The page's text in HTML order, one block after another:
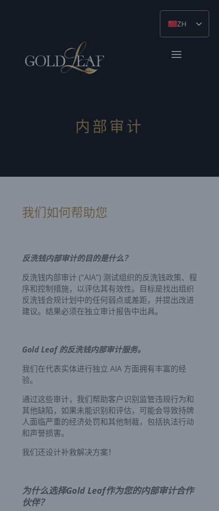
ZH
EN_GB
ES
内部审计
我们如何帮助您
反洗钱内部审计的目的是什么？
反洗钱内部审计 (“AIA”) 测试组织的反洗钱政策、程
序和控制措施，以评估其有效性。目标是找出组织
反洗钱合规计划中的任何弱点或差距，并提出改进
建议。结果必须在独立审计报告中出具。
Gold Leaf 的反洗钱内部审计服务。
我们在代表实体进行独立 AIA 方面拥有丰富的经
验。
通过这些审计，我们帮助客户识别监管违规行为和
其他缺陷，如果未能识别和评估，可能会导致持牌
人面临严重的经济处罚和其他制裁，包括执法行动
和声誉损害。
我们还设计补救解决方案！
为什么选择Gold Leaf作为您的内部审计合作
伙伴？